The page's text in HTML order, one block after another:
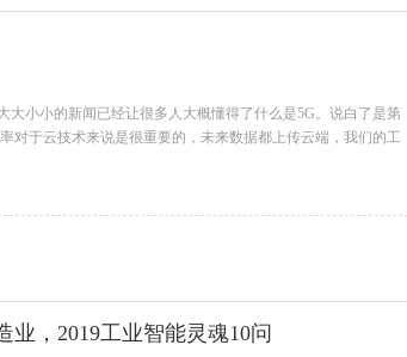
大小小的新闻已经让很多人大概懂得了什么是5G。说白了是第
对于云技术来说是很重要的，未来数据都上传云端，我们的工
，2019工业智能灵魂10问